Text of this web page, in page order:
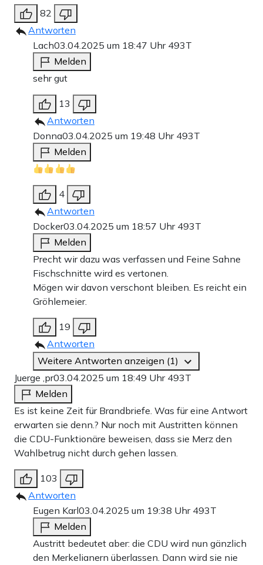
82
Antworten
Lach03.04.2025 um 18:47 Uhr 493T
Melden
sehr gut
13
Antworten
Donna03.04.2025 um 19:48 Uhr 493T
Melden
4
Antworten
Docker03.04.2025 um 18:57 Uhr 493T
Melden
Precht wir dazu was verfassen und Feine Sahne
Fischschnitte wird es vertonen.
Mögen wir davon verschont bleiben. Es reicht ein
Gröhlemeier.
19
Antworten
Weitere Antworten anzeigen (1)
Juerge ,pr03.04.2025 um 18:49 Uhr 493T
Melden
Es ist keine Zeit für Brandbriefe. Was für eine Antwort
erwarten sie denn.? Nur noch mit Austritten können
die CDU-Funktionäre beweisen, dass sie Merz den
Wahlbetrug nicht durch gehen lassen.
103
Antworten
Eugen Karl03.04.2025 um 19:38 Uhr 493T
Melden
Austritt bedeutet aber: die CDU wird nun gänzlich
den Merkelianern überlassen. Dann wird sie nie